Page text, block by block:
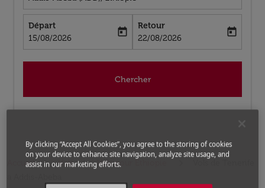
Départ
fc-booking-departure-date-aria-label
15/08/2026
today
Retour
fc-booking-return-date-aria-label
22/08/2026
today
Chercher
Accueil Vols Vols pour Éthiopie
By clicking “Accept All Cookies”, you agree to the storing of cookies
on your device to enhance site navigation, analyze site usage, and
assist in our marketing efforts.